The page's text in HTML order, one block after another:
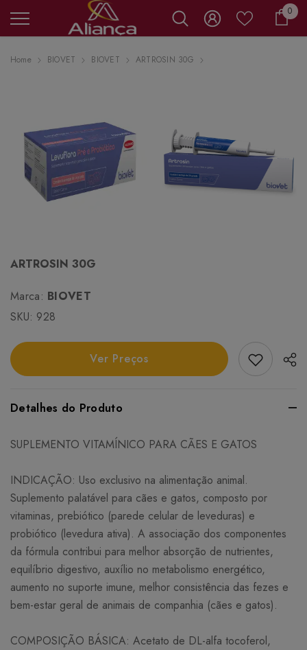
00
Home BIOVET BIOVET ARTROSIN 30G
ARTROSIN 30G
Marca: BIOVET
SKU: 928
Ver Preços Add
Detalhes do Produto
SUPLEMENTO VITAMÍNICO PARA CÃES E GATOS
INDICAÇÃO: Uso exclusivo na alimentação animal.
Suplemento palatável para cães e gatos, composto por
vitaminas, prebiótico (parede celular de leveduras) e
probiótico (levedura ativa). A associação dos componentes
da fórmula contribui para melhor absorção de nutrientes,
equilíbrio digestivo, auxílio no metabolismo energético,
aumento no suporte imune, melhor consistência das fezes e
bem-estar geral de animais de companhia (cães e gatos).
COMPOSIÇÃO BÁSICA: Acetato de DL-alfa tocoferol,